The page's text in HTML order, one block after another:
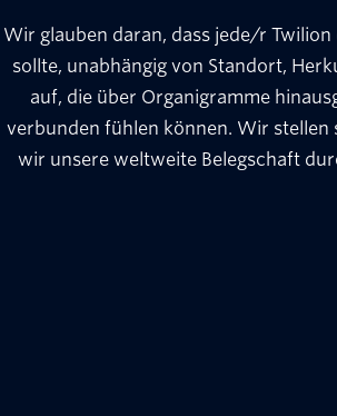
Wir glauben daran, dass jede/r
sollte, unabhängig von Standort,
auf, die über Organigramme
verbunden fühlen können. Wir stellen
wir unsere weltweite Belegschaft